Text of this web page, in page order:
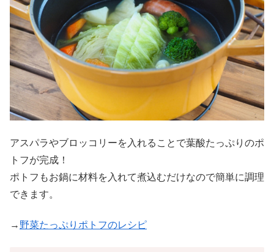
アスパラやブロッコリーを入れることで葉酸たっぷりのポ
トフが完成！
ポトフもお鍋に材料を入れて煮込むだけなので簡単に調理
できます。
→ 野菜たっぷりポトフのレシピ